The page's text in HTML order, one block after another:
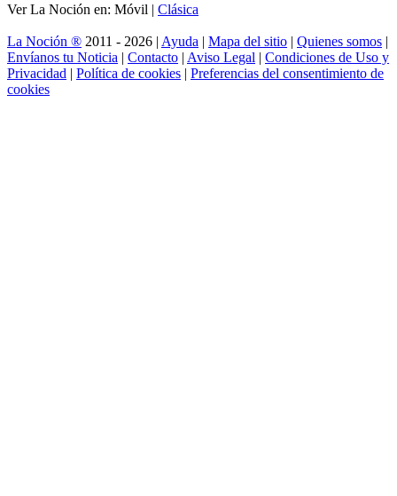
Ver La Noción en: Móvil | Clásica
La Noción ® 2011 - 2026 | Ayuda | Mapa del sitio | Quienes somos |
Envíanos tu Noticia | Contacto | Aviso Legal | Condiciones de Uso y
Privacidad | Política de cookies | Preferencias del consentimiento de
cookies